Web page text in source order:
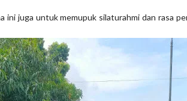
ini juga untuk memupuk silaturahmi dan rasa